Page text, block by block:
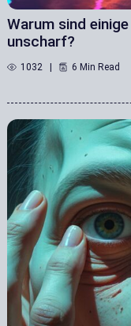
Warum sind
unscharf?
1032 6 Min Read